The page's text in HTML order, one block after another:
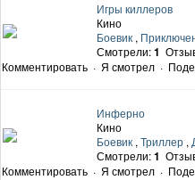
Игры киллеров
Кино
Боевик ,
Смотрели:1
Комментировать · Я смотрел ·
Инферно
Кино
Боевик ,Триллер ,
Смотрели:1
Комментировать · Я смотрел ·